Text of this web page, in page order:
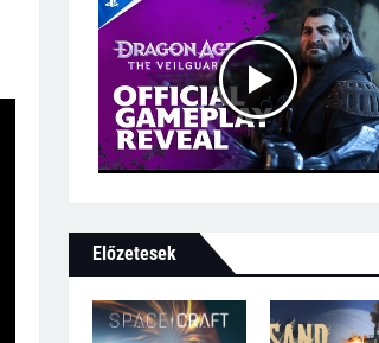
Előzetesek